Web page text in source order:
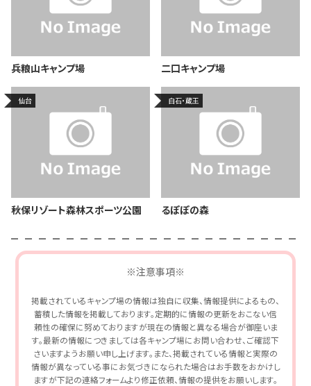
兵粮山キャンプ場 二口キャンプ場
仙台
秋保リゾート森林スポーツ公園
白石・蔵王
るぽぽの森
※注意事項※
掲載されているキャンプ場の情報は独自に収集、情報提供によるもの、
蓄積した情報を掲載しております。定期的に情報の更新をおこない信
頼性の確保に努めておりますが現在の情報と異なる場合が御座いま
す。最新の情報につきましては各キャンプ場にお問い合わせ、ご確認下
さいますようお願い申し上げます。また、掲載されている情報と実際の
情報が異なっている事にお気づきになられた場合はお手数をおかけし
ますが下記の連絡フォームより修正依頼、情報の提供をお願いします。